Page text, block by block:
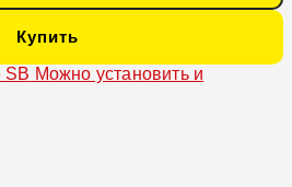
Купить
Можно установить и